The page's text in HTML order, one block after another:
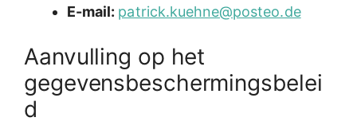
E-mail: patrick.kuehne@posteo.de
Aanvulling op het
gegevensbeschermingsbelei
d